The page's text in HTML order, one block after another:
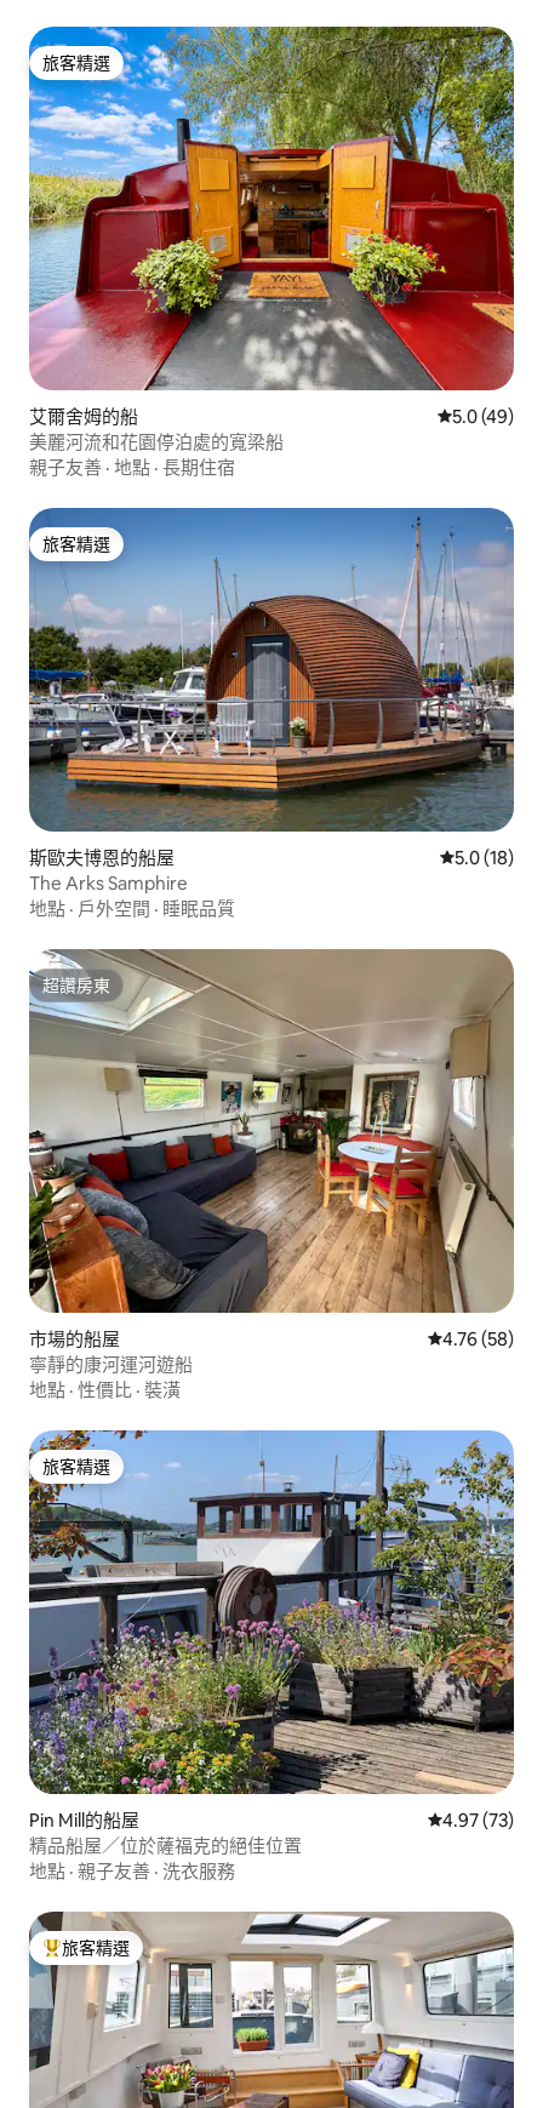
旅客精選
旅客精選
艾爾舍姆的船 從 49 則評
5.0 (49)
美麗河流和花園停泊處的寬梁船
親子友善 · 地點 · 長期住宿
旅客精選
旅客精選
斯歐夫博恩的船屋 從 18 則評
5.0 (18)
The Arks Samphire
地點 · 戶外空間 · 睡眠品質
超讚房東
超讚房東
市場的船屋 從 58 則評價
4.76 (58)
寧靜的康河運河遊船
地點 · 性價比 · 裝潢
旅客精選
旅客精選
Pin Mill的船屋 從 73 則評價
4.97 (73)
精品船屋／位於薩福克的絕佳位置
地點 · 親子友善 · 洗衣服務
旅客精選榜首
旅客精選